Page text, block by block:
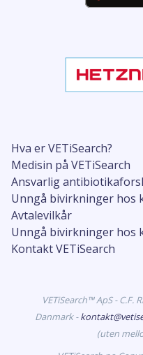
Hva er VETiSearch?
Medisin på VETiSearch
Ansvarlig
Unngå bivirkninger hos
Avtalevilkår
Unngå bivirkninger hos
Kontakt VETiSearch
VETiSearch™ ApS - C.F.
Danmark -
(uten